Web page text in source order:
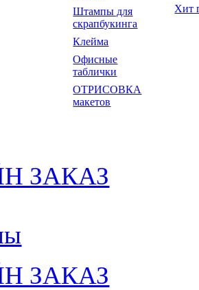
Штампы для
скрапбукинга
Клейма
Офисные
таблички
ОТРИСОВКА
макетов
Хит
ЗАКАЗ
ЗАКАЗ